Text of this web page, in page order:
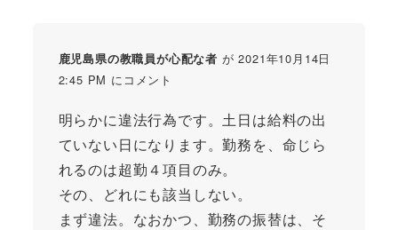
鹿児島県の教職員が心配な者 が 2021年10月14日
2:45 PM にコメント
明らかに違法行為です。土日は給料の出
ていない日になります。勤務を、命じら
れるのは超勤４項目のみ。
その、どれにも該当しない。
まず違法。なおかつ、勤務の振替は、そ